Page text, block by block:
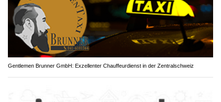
Gentlemen Brunner GmbH: Exzellenter Chauffeurdienst in der Zentralschweiz